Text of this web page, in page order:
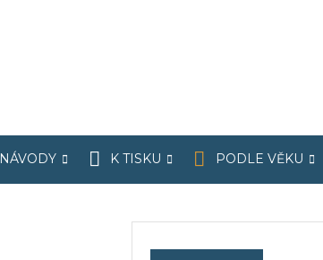
NÁVODY K TISKU PODLE VĚKU